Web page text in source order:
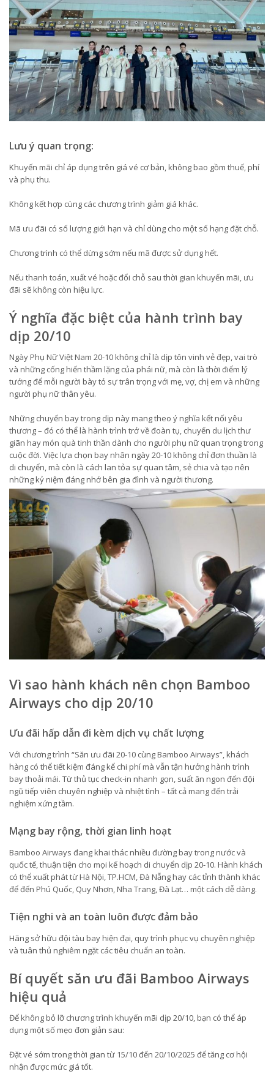
Lưu ý quan trọng:
Khuyến mãi chỉ áp dụng trên giá vé cơ bản, không bao gồm thuế, phí
và phụ thu.
Không kết hợp cùng các chương trình giảm giá khác.
Mã ưu đãi có số lượng giới hạn và chỉ dùng cho một số hạng đặt chỗ.
Chương trình có thể dừng sớm nếu mã được sử dụng hết.
Nếu thanh toán, xuất vé hoặc đổi chỗ sau thời gian khuyến mãi, ưu
đãi sẽ không còn hiệu lực.
Ý nghĩa đặc biệt của hành trình bay
dịp 20/10
Ngày Phụ Nữ Việt Nam 20-10 không chỉ là dịp tôn vinh vẻ đẹp, vai trò
và những cống hiến thầm lặng của phái nữ, mà còn là thời điểm lý
tưởng để mỗi người bày tỏ sự trân trọng với mẹ, vợ, chị em và những
người phụ nữ thân yêu.
Những chuyến bay trong dịp này mang theo ý nghĩa kết nối yêu
thương – đó có thể là hành trình trở về đoàn tụ, chuyến du lịch thư
giãn hay món quà tinh thần dành cho người phụ nữ quan trọng trong
cuộc đời. Việc lựa chọn bay nhân ngày 20-10 không chỉ đơn thuần là
di chuyển, mà còn là cách lan tỏa sự quan tâm, sẻ chia và tạo nên
những kỷ niệm đáng nhớ bên gia đình và người thương.
Vì sao hành khách nên chọn Bamboo
Airways cho dịp 20/10
Ưu đãi hấp dẫn đi kèm dịch vụ chất lượng
Với chương trình “Săn ưu đãi 20-10 cùng Bamboo Airways”, khách
hàng có thể tiết kiệm đáng kể chi phí mà vẫn tận hưởng hành trình
bay thoải mái. Từ thủ tục check-in nhanh gọn, suất ăn ngon đến đội
ngũ tiếp viên chuyên nghiệp và nhiệt tình – tất cả mang đến trải
nghiệm xứng tầm.
Mạng bay rộng, thời gian linh hoạt
Bamboo Airways đang khai thác nhiều đường bay trong nước và
quốc tế, thuận tiện cho mọi kế hoạch di chuyển dịp 20-10. Hành khách
có thể xuất phát từ Hà Nội, TP.HCM, Đà Nẵng hay các tỉnh thành khác
để đến Phú Quốc, Quy Nhơn, Nha Trang, Đà Lạt… một cách dễ dàng.
Tiện nghi và an toàn luôn được đảm bảo
Hãng sở hữu đội tàu bay hiện đại, quy trình phục vụ chuyên nghiệp
và tuân thủ nghiêm ngặt các tiêu chuẩn an toàn.
Bí quyết săn ưu đãi Bamboo Airways
hiệu quả
Để không bỏ lỡ chương trình khuyến mãi dịp 20/10, bạn có thể áp
dụng một số mẹo đơn giản sau:
Đặt vé sớm trong thời gian từ 15/10 đến 20/10/2025 để tăng cơ hội
nhận được mức giá tốt.